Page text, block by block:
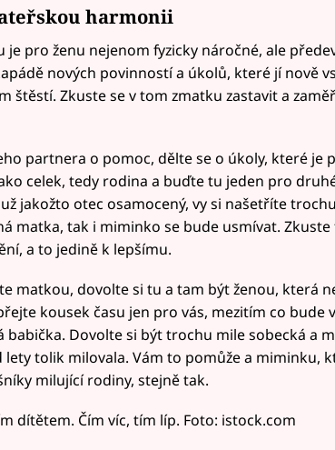
harmonii
je pro ženu nejenom fyzicky náročné, ale
nových povinností a úkolů, které jí nově
štěstí. Zkuste se v tom zmatku zastavit a
partnera o pomoc, dělte se o úkoly, které je
celek, tedy rodina a buďte tu jeden pro
jakožto otec osamocený, vy si našetříte
matka, tak i miminko se bude usmívat. Zkuste
a to jedině k lepšímu.
matkou, dovolte si tu a tam být ženou, která
kousek času jen pro vás, mezitím co bude
babička. Dovolte si být trochu mile sobecká a
lety tolik milovala. Vám to pomůže a miminku,
milující rodiny, stejně tak.
dítětem. Čím víc, tím líp. Foto: istock.com